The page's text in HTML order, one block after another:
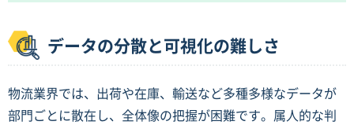
データの分散と可視化の難しさ
物流業界では、出荷や在庫、輸送など多種多様なデータが
部門ごとに散在し、全体像の把握が困難です。属人的な判